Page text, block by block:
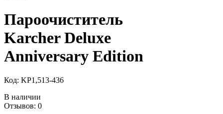
Пароочиститель
Karcher Deluxe
Anniversary Edition
Код: KP1,513-436
В наличии
Отзывов: 0